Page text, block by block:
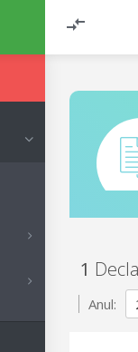
1
Anul: